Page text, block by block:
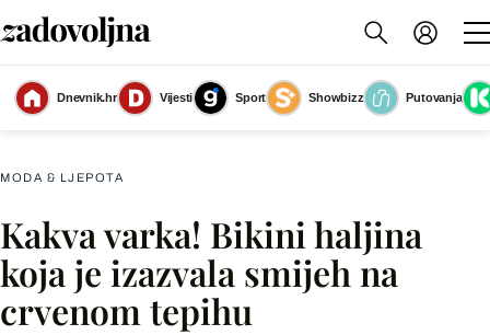
Dnevnik.hr Vijesti Sport Showbizz
Putovanja
Slika nije dostupna
MODA & LJEPOTA
Kakva varka! Bikini haljina
koja je izazvala smijeh na
crvenom tepihu
Facebook
X